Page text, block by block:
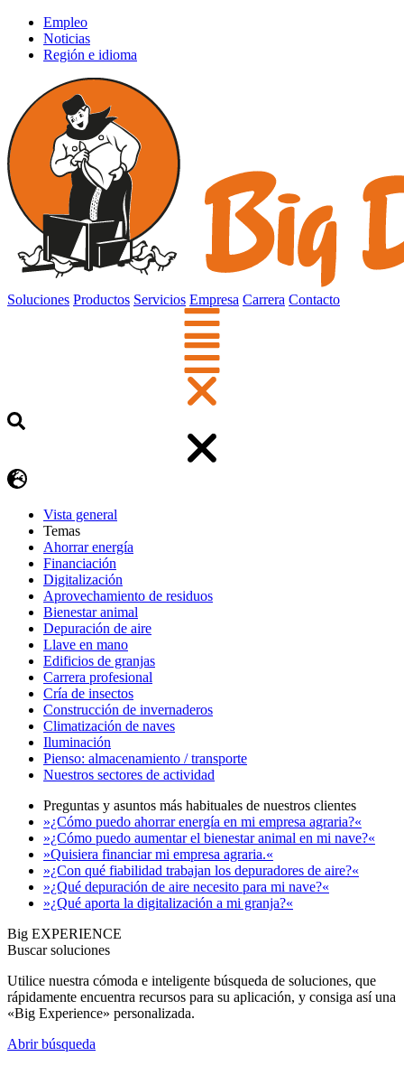
Empleo
Noticias
Región e idioma
Soluciones Productos Servicios Empresa Carrera Contacto
Vista general
Temas
Ahorrar energía
Financiación
Digitalización
Aprovechamiento de residuos
Bienestar animal
Depuración de aire
Llave en mano
Edificios de granjas
Carrera profesional
Cría de insectos
Construcción de invernaderos
Climatización de naves
Iluminación
Pienso: almacenamiento / transporte
Nuestros sectores de actividad
Preguntas y asuntos más habituales de nuestros clientes
»¿Cómo puedo ahorrar energía en mi empresa agraria?«
»¿Cómo puedo aumentar el bienestar animal en mi nave?«
»Quisiera financiar mi empresa agraria.«
»¿Con qué fiabilidad trabajan los depuradores de aire?«
»¿Qué depuración de aire necesito para mi nave?«
»¿Qué aporta la digitalización a mi granja?«
Big EXPERIENCE
Buscar soluciones
Utilice nuestra cómoda e inteligente búsqueda de soluciones, que
rápidamente encuentra recursos para su aplicación, y consiga así una
«Big Experience» personalizada.
Abrir búsqueda